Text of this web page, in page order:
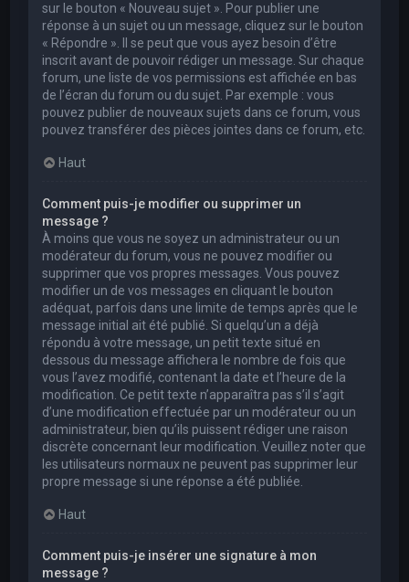
sur le bouton « Nouveau sujet ». Pour publier une
réponse à un sujet ou un message, cliquez sur le bouton
« Répondre ». Il se peut que vous ayez besoin d’être
inscrit avant de pouvoir rédiger un message. Sur chaque
forum, une liste de vos permissions est affichée en bas
de l’écran du forum ou du sujet. Par exemple : vous
pouvez publier de nouveaux sujets dans ce forum, vous
pouvez transférer des pièces jointes dans ce forum, etc.
Haut
Comment puis-je modifier ou supprimer un
message ?
À moins que vous ne soyez un administrateur ou un
modérateur du forum, vous ne pouvez modifier ou
supprimer que vos propres messages. Vous pouvez
modifier un de vos messages en cliquant le bouton
adéquat, parfois dans une limite de temps après que le
message initial ait été publié. Si quelqu’un a déjà
répondu à votre message, un petit texte situé en
dessous du message affichera le nombre de fois que
vous l’avez modifié, contenant la date et l’heure de la
modification. Ce petit texte n’apparaîtra pas s’il s’agit
d’une modification effectuée par un modérateur ou un
administrateur, bien qu’ils puissent rédiger une raison
discrète concernant leur modification. Veuillez noter que
les utilisateurs normaux ne peuvent pas supprimer leur
propre message si une réponse a été publiée.
Haut
Comment puis-je insérer une signature à mon
message ?